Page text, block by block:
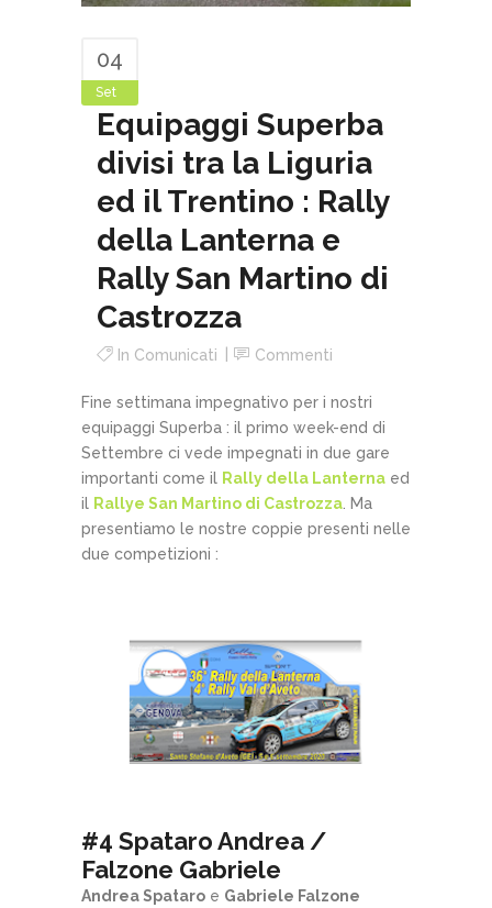
04
Set
Equipaggi Superba
divisi tra la Liguria
ed il Trentino : Rally
della Lanterna e
Rally San Martino di
Castrozza
In Comunicati Commenti
Fine settimana impegnativo per i nostri
equipaggi Superba : il primo week-end di
Settembre ci vede impegnati in due gare
importanti come il Rally della Lanterna ed
il Rallye San Martino di Castrozza . Ma
presentiamo le nostre coppie presenti nelle
due competizioni :
#4 Spataro Andrea /
Falzone Gabriele
Andrea Spataro e Gabriele Falzone